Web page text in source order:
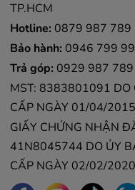
TP.HCM
Hotline: 0879 987 789
Bảo hành: 0946 799
Trả góp: 0929 987 789
MST: 8383801091 DO
CẤP NGÀY 01/04/
GIẤY CHỨNG NHẬN
41N8045744 DO ỦY
CẤP NGÀY 02/02/